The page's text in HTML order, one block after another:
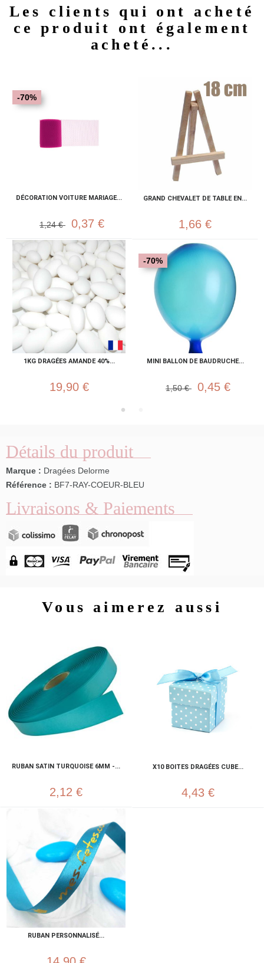
Les clients qui ont acheté
ce produit ont également
acheté...
DÉCORATION VOITURE MARIAGE...
-70%
1,24 € 0,37 €
GRAND CHEVALET DE TABLE EN...
1,66 €
1KG DRAGÉES AMANDE 40%...
19,90 €
MINI BALLON DE BAUDRUCHE...
-70%
1,50 € 0,45 €
Détails du produit
Marque : Dragées Delorme
Référence : BF7-RAY-COEUR-BLEU
Livraisons & Paiements
Vous aimerez aussi
RUBAN SATIN TURQUOISE 6MM -...
2,12 €
X10 BOITES DRAGÉES CUBE...
4,43 €
RUBAN PERSONNALISÉ...